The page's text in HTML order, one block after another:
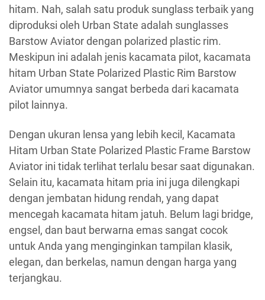
hitam. Nah, salah satu produk sunglass terbaik yang
diproduksi oleh Urban State adalah sunglasses
Barstow Aviator dengan polarized plastic rim.
Meskipun ini adalah jenis kacamata pilot, kacamata
hitam Urban State Polarized Plastic Rim Barstow
Aviator umumnya sangat berbeda dari kacamata
pilot lainnya.
Dengan ukuran lensa yang lebih kecil, Kacamata
Hitam Urban State Polarized Plastic Frame Barstow
Aviator ini tidak terlihat terlalu besar saat digunakan.
Selain itu, kacamata hitam pria ini juga dilengkapi
dengan jembatan hidung rendah, yang dapat
mencegah kacamata hitam jatuh. Belum lagi bridge,
engsel, dan baut berwarna emas sangat cocok
untuk Anda yang menginginkan tampilan klasik,
elegan, dan berkelas, namun dengan harga yang
terjangkau.